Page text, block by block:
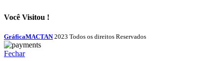
Você Visitou !
GráficaMACTAN 2023 Todos os direitos Reservados
Fechar